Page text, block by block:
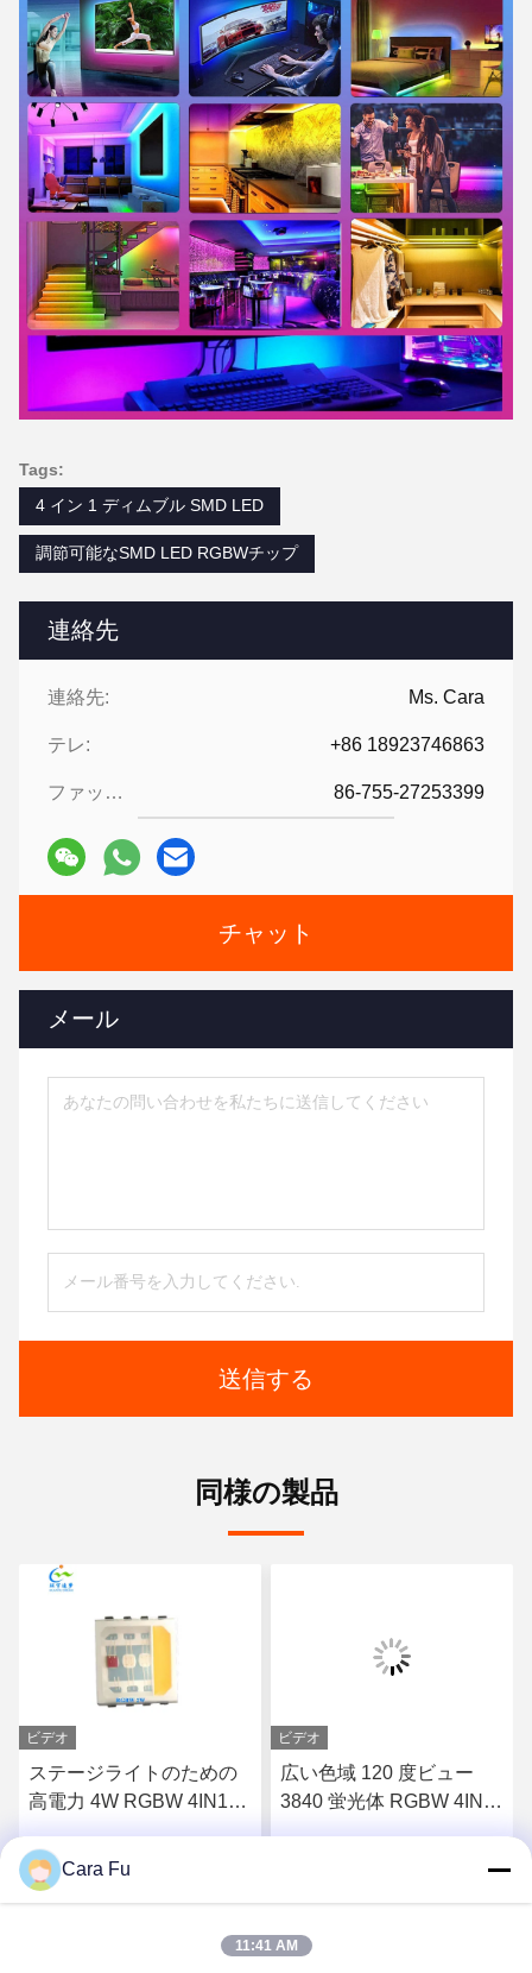
連絡先
連絡先: Ms. Cara
テレ: +86 18923746863
ファックス: 86-755-27253399
チャット
メール
送信する
Tags:
4 イン 1 ディムブル SMD LED
調節可能なSMD LED RGBWチップ
同様の製品
ビデオ
ステージライトのための
高電力 4W RGBW 4IN1
LED CHIP
ビデオ
広い色域 120 度ビュー
3840 蛍光体 RGBW 4IN1
Cara Fu
11:41 AM